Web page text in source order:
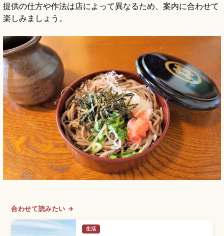
提供の仕方や作法は店によって異なるため、案内に合わせて
楽しみましょう。
合わせて読みたい →
生活